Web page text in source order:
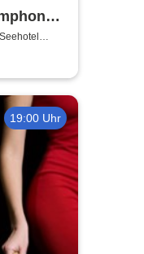
-
19:00 Uhr